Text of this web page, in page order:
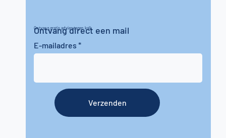
Ontvang gratis advies tegen kalk
Ontvang direct een mail
E-mailadres
Verzenden